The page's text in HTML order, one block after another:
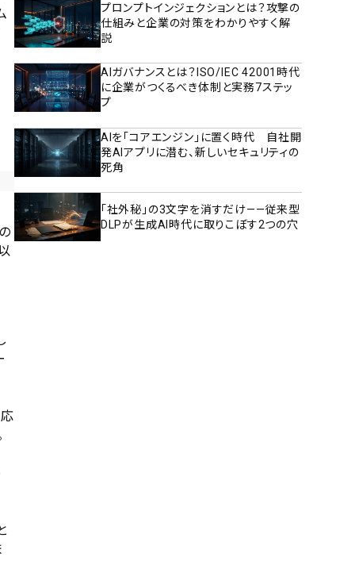
プロンプトインジェクションとは？攻撃の
仕組みと企業の対策をわかりやすく解
説
AIガバナンスとは？ISO/IEC 42001時代
に企業がつくるべき体制と実務7ステッ
プ
AIを「コアエンジン」に置く時代 自社開
発AIアプリに潜む、新しいセキュリティの
死角
「社外秘」の3文字を消すだけ——従来型
DLPが生成AI時代に取りこぼす2つの穴